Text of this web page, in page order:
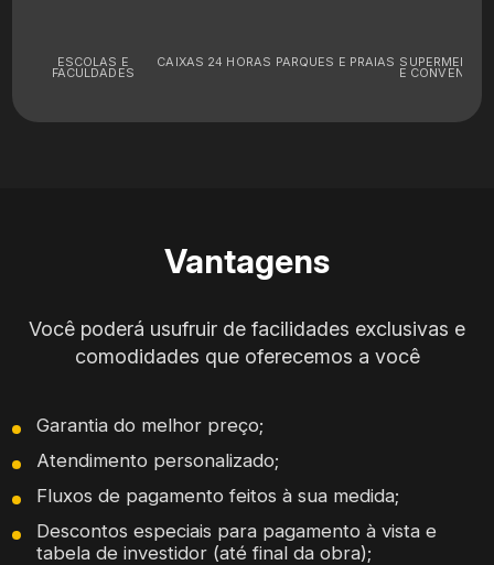
ESCOLAS E
FACULDADES
CAIXAS 24 HORAS PARQUES E PRAIAS
E
Vantagens
Você poderá usufruir de facilidades exclusivas e
comodidades que oferecemos a você
Garantia do melhor preço;
Atendimento personalizado;
Fluxos de pagamento feitos à sua medida;
Descontos especiais para pagamento à vista e
tabela de investidor (até final da obra);